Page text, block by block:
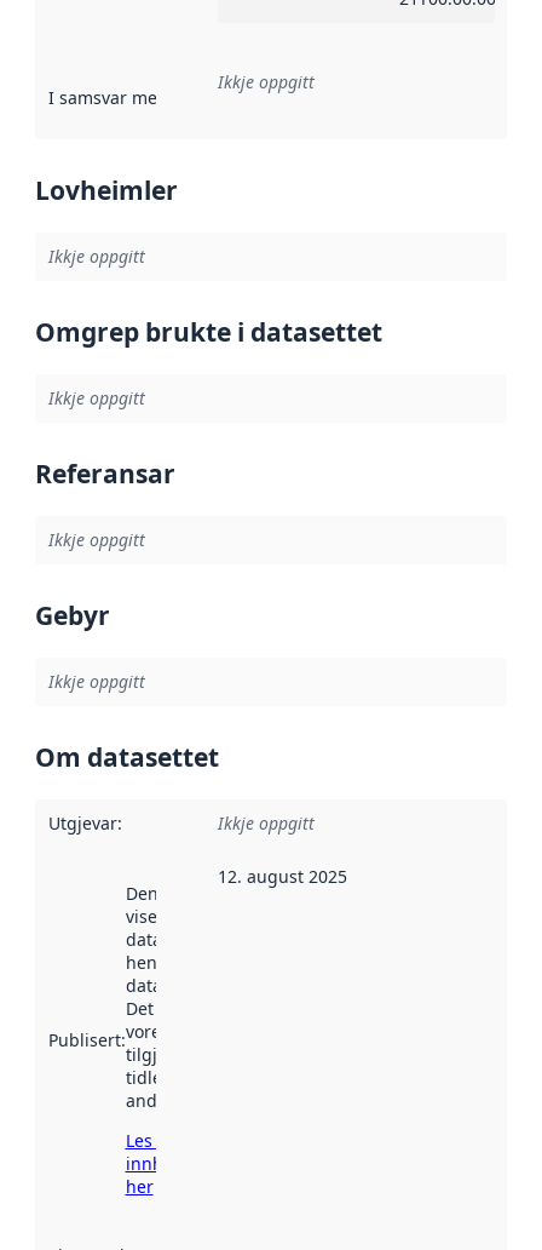
I samsvar med Referanse til ei implementeringsregel eller
Ikkje oppgitt
Lovheimler
Ikkje oppgitt
Omgrep brukte i datasettet
Ikkje oppgitt
Referansar
Ikkje oppgitt
Gebyr
Ikkje oppgitt
Om datasettet
Utgjevar: Ikkje oppgitt
Publisert:
Denne datoen
viser når
datasettet vart
henta inn av
data.norge.no.
Det kan ha
vore
tilgjengeleg
tidlegare
andre stader.
Les meir om
innhenting
her
12. august 2025